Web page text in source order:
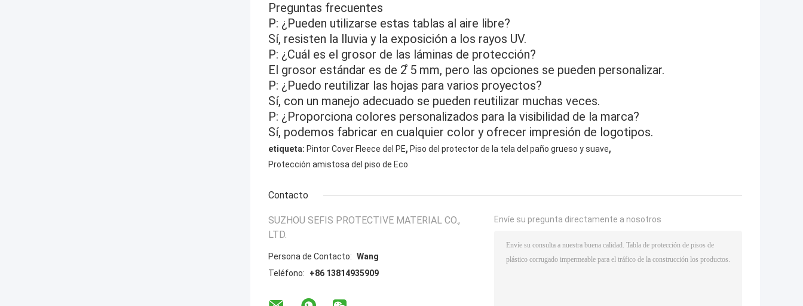
Preguntas frecuentes
P: ¿Pueden utilizarse estas tablas al aire libre?
Sí, resisten la lluvia y la exposición a los rayos UV.
P: ¿Cuál es el grosor de las láminas de protección?
El grosor estándar es de 2 ̊5 mm, pero las opciones se pueden personalizar.
P: ¿Puedo reutilizar las hojas para varios proyectos?
Sí, con un manejo adecuado se pueden reutilizar muchas veces.
P: ¿Proporciona colores personalizados para la visibilidad de la marca?
Sí, podemos fabricar en cualquier color y ofrecer impresión de logotipos.
etiqueta: Pintor Cover Fleece del PE, Piso del protector de la tela del paño grueso y suave,
Protección amistosa del piso de Eco
Contacto
SUZHOU SEFIS PROTECTIVE MATERIAL CO.,
LTD.
Persona de Contacto: Wang
Teléfono:
+86 13814935909
Envíe su pregunta directamente a nosotros